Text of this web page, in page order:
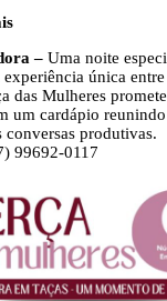
– Uma noite
única
das Mulheres
um cardápio
conversas produtivas.
99692-0117